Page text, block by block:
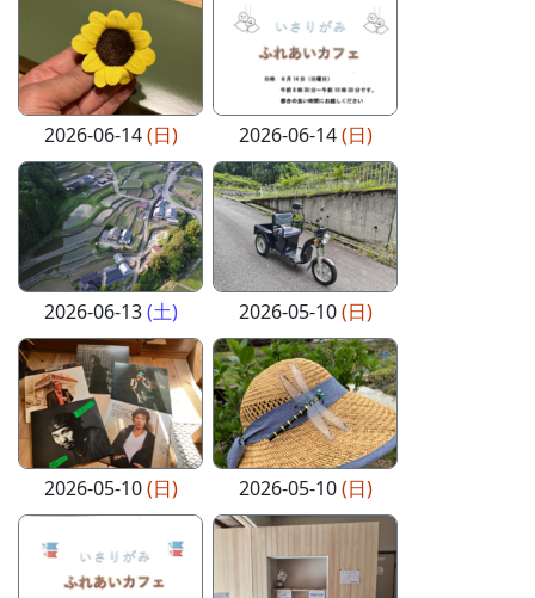
2026-06-14(日) 2026-06-14(日)
2026-06-13(土) 2026-05-10(日)
2026-05-10(日) 2026-05-10(日)